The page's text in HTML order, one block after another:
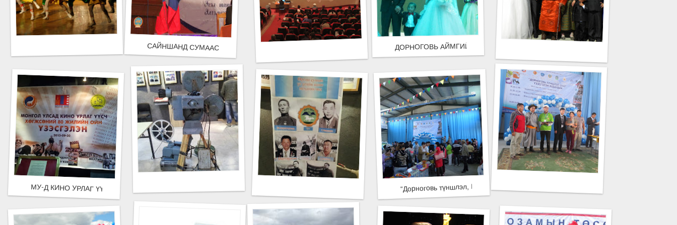
САЙНШАНД СУМААС ЗОХИОН БАЙГУУЛДАГ "ХАМТЫН САНАЛ-ХОТЫН ХӨГЖИЛ 333" АРГА ХЭМЖЭЭ БОЛЛООДОРНОГОВЬ АЙМГИЙН ГЭРЛЭХ ЁСЛОЛЫН ОРДОН АЛБАН ЁСООР ҮЙЛ
МУ-Д КИНО УРЛАГ ҮҮСЧ ХӨГЖСӨНИЙ 80 ЖИЛИЙН ОЙГ САЙНШАНД СУМАНД ТЭМДЭГЛЭН ӨНГӨРҮҮЛЛЭЭ “Дорноговь түншлэл, Шилмэл мал-2013” Үзэсгэлэн худалдаа боллоо